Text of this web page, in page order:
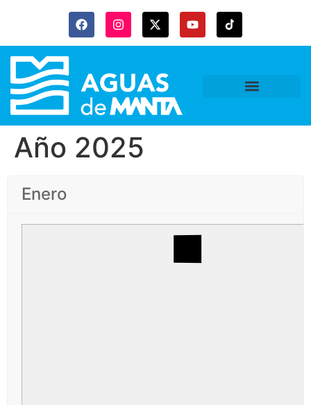
Año 2025
Enero